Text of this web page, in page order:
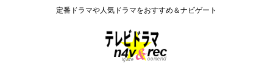
定番ドラマや人気ドラマをおすすめ＆ナビゲート